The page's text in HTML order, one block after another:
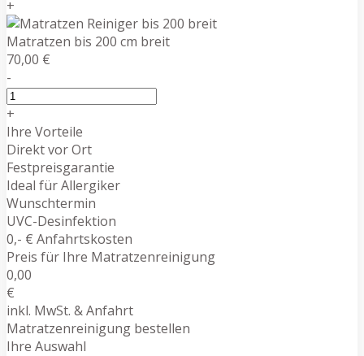
+
Matratzen bis 200 cm breit
70,00 €
-
+
Ihre Vorteile
Direkt vor Ort
Festpreisgarantie
Ideal für Allergiker
Wunschtermin
UVC-Desinfektion
0,- € Anfahrtskosten
Preis für Ihre Matratzenreinigung
0,00
€
inkl. MwSt. & Anfahrt
Matratzenreinigung bestellen
Ihre Auswahl